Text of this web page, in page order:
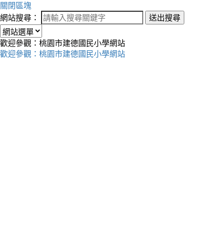
關閉區塊
網站搜尋：
送出搜尋
歡迎參觀：桃園市建德國民小學網站
歡迎參觀：桃園市建德國民小學網站